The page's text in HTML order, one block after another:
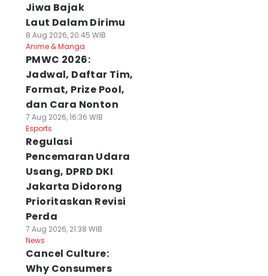
Jiwa Bajak
Laut Dalam Dirimu
8 Aug 2026, 20:45 WIB
Anime & Manga
PMWC 2026:
Jadwal, Daftar Tim,
Format, Prize Pool,
dan Cara Nonton
7 Aug 2026, 16:36 WIB
Esports
Regulasi
Pencemaran Udara
Usang, DPRD DKI
Jakarta Didorong
Prioritaskan Revisi
Perda
7 Aug 2026, 21:38 WIB
News
Cancel Culture:
Why Consumers